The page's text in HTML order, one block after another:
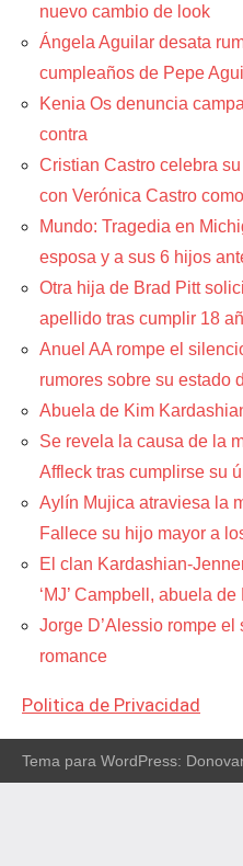
nuevo cambio de look
Ángela Aguilar desata
cumpleaños de Pepe
Kenia Os denuncia
contra
Cristian Castro celebra
con Verónica Castro
Mundo: Tragedia en
esposa y a sus 6 hijos
Otra hija de Brad Pitt
apellido tras cumplir 18
Anuel AA rompe el
rumores sobre su estado
Abuela de Kim
Se revela la causa de la
Affleck tras cumplirse su
Aylín Mujica atraviesa la
Fallece su hijo mayor a
El clan Kardashian-
‘MJ’ Campbell, abuela
Jorge D’Alessio rompe
romance
Politica de Privacidad
Tema para WordPress: